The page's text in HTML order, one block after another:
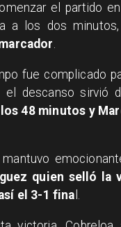
el partido
a los dos minutos,
.
fue complicado
el descanso sirvió
48 minutos y
quien selló
el 3-1 fina l.